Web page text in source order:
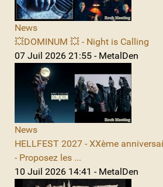
News
💥DOMINUM 💥 - Night is Calling
07 Juil 2026 21:55 - MetalDen
News
HELLFEST 2027 - XXème
- Proposez les ...
10 Juil 2026 14:41 - MetalDen